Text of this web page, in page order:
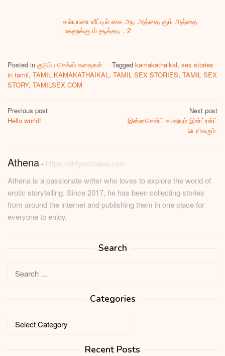
கல்யாண வீட்டில் கை அடி அத்தை கும் அத்தை
மகனுக்கு ம் சூத்தடி . 2
Posted in குடும்ப செக்ஸ் கதைகள் Tagged kamakathaikal, sex stories
in tamil, TAMIL KAMAKATHAIKAL, TAMIL SEX STORIES, TAMIL SEX
STORY, TAMILSEX.COM
Post
navigation
Previous post
Hello world!
Next post
இன்னசென்ட் சுமதியும் இன்ட்ரஸ்ட்
டெயிலரும்.
Athena- https://dirtysextales.com
Athena is a passionate writer who loves to explore the world of
erotic storytelling. Since 2017, he has been collecting stories
from around the internet and publishing them in one place for
everyone to enjoy.
Search
Search
Categories
Categories
Recent Posts